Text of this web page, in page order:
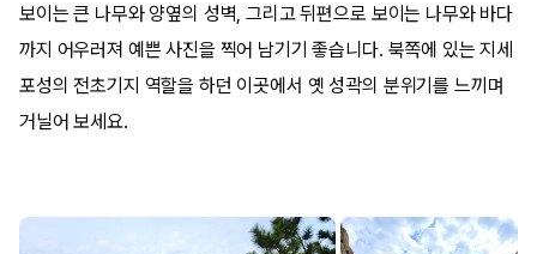
보이는 큰 나무와 양옆의 성벽, 그리고 뒤편으로 보이는 나무와 바다
까지 어우러져 예쁜 사진을 찍어 남기기 좋습니다. 북쪽에 있는 지세
포성의 전초기지 역할을 하던 이곳에서 옛 성곽의 분위기를 느끼며
거닐어 보세요.